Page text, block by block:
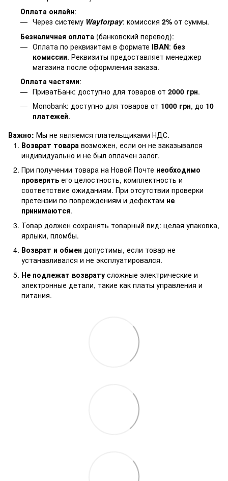
Оплата онлайн:
Через систему Wayforpay: комиссия 2% от суммы.
Безналичная оплата (банковский перевод):
Оплата по реквизитам в формате IBAN: без
комиссии. Реквизиты предоставляет менеджер
магазина после оформления заказа.
Оплата частями:
ПриватБанк: доступно для товаров от 2000 грн.
Monobank: доступно для товаров от 1000 грн, до 10
платежей.
Важно: Мы не являемся плательщиками НДС.
Возврат товара возможен, если он не заказывался
индивидуально и не был оплачен залог.
При получении товара на Новой Почте необходимо
проверить его целостность, комплектность и
соответствие ожиданиям. При отсутствии проверки
претензии по повреждениям и дефектам не
принимаются.
Товар должен сохранять товарный вид: целая упаковка,
ярлыки, пломбы.
Возврат и обмен допустимы, если товар не
устанавливался и не эксплуатировался.
Не подлежат возврату сложные электрические и
электронные детали, такие как платы управления и
питания.